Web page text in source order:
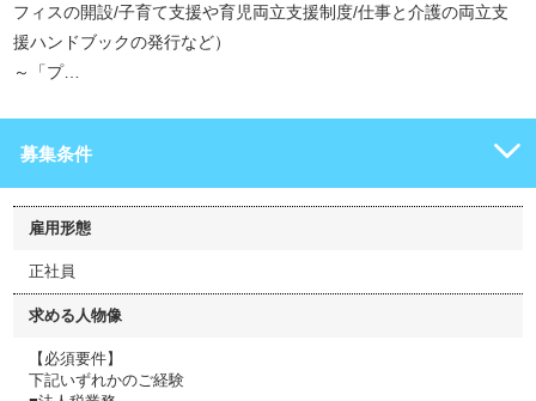
フィスの開設/子育て支援や育児両立支援制度/仕事と介護の両立支
援ハンドブックの発行など）
～「プ…
募集条件
雇用形態
正社員
求める人物像
【必須要件】
下記いずれかのご経験